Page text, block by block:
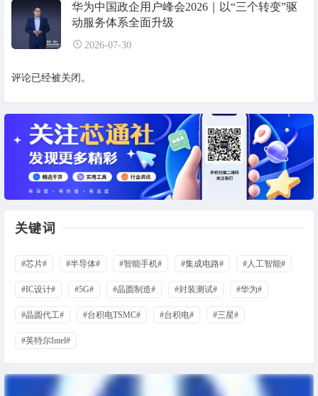
华为中国政企用户峰会2026｜以“三个转变”驱
动服务体系全面升级
2026-07-30
评论已经被关闭。
关键词
#芯片# #半导体# #智能手机# #集成电路# #人工智能#
#IC设计# #5G# #晶圆制造# #封装测试# #华为#
#晶圆代工# #台积电TSMC# #台积电# #三星#
#英特尔Intel#